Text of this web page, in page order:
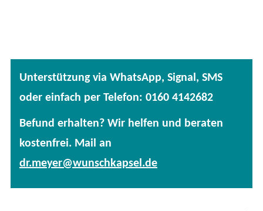
Fertige Mischungen
Kräuter
Vitalpilze
Vitamine
Unterstützung via WhatsApp, Signal, SMS
oder einfach per Telefon: 0160 4142682
Befund erhalten? Wir helfen und beraten
kostenfrei. Mail an
dr.meyer@wunschkapsel.de